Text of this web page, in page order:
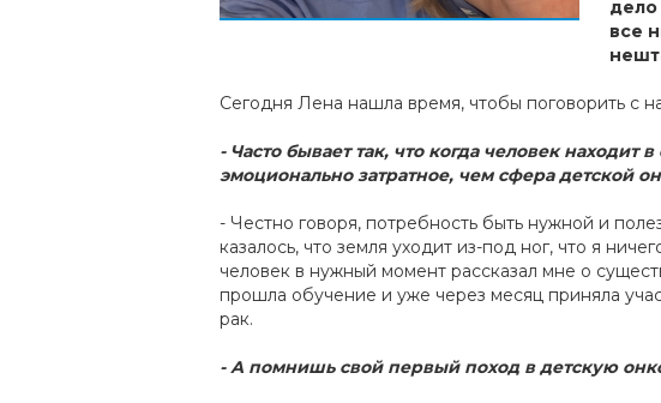
дело
все
Сегодня Лена нашла время, чтобы поговорить с
- Часто бывает так, что когда человек
эмоционально затратное, чем сфера детской
- Честно говоря, потребность быть нужной и
казалось, что земля уходит из-под ног, что я
человек в нужный момент рассказал мне о
прошла обучение и уже через месяц приняла
рак.
- А помнишь свой первый поход в детскую